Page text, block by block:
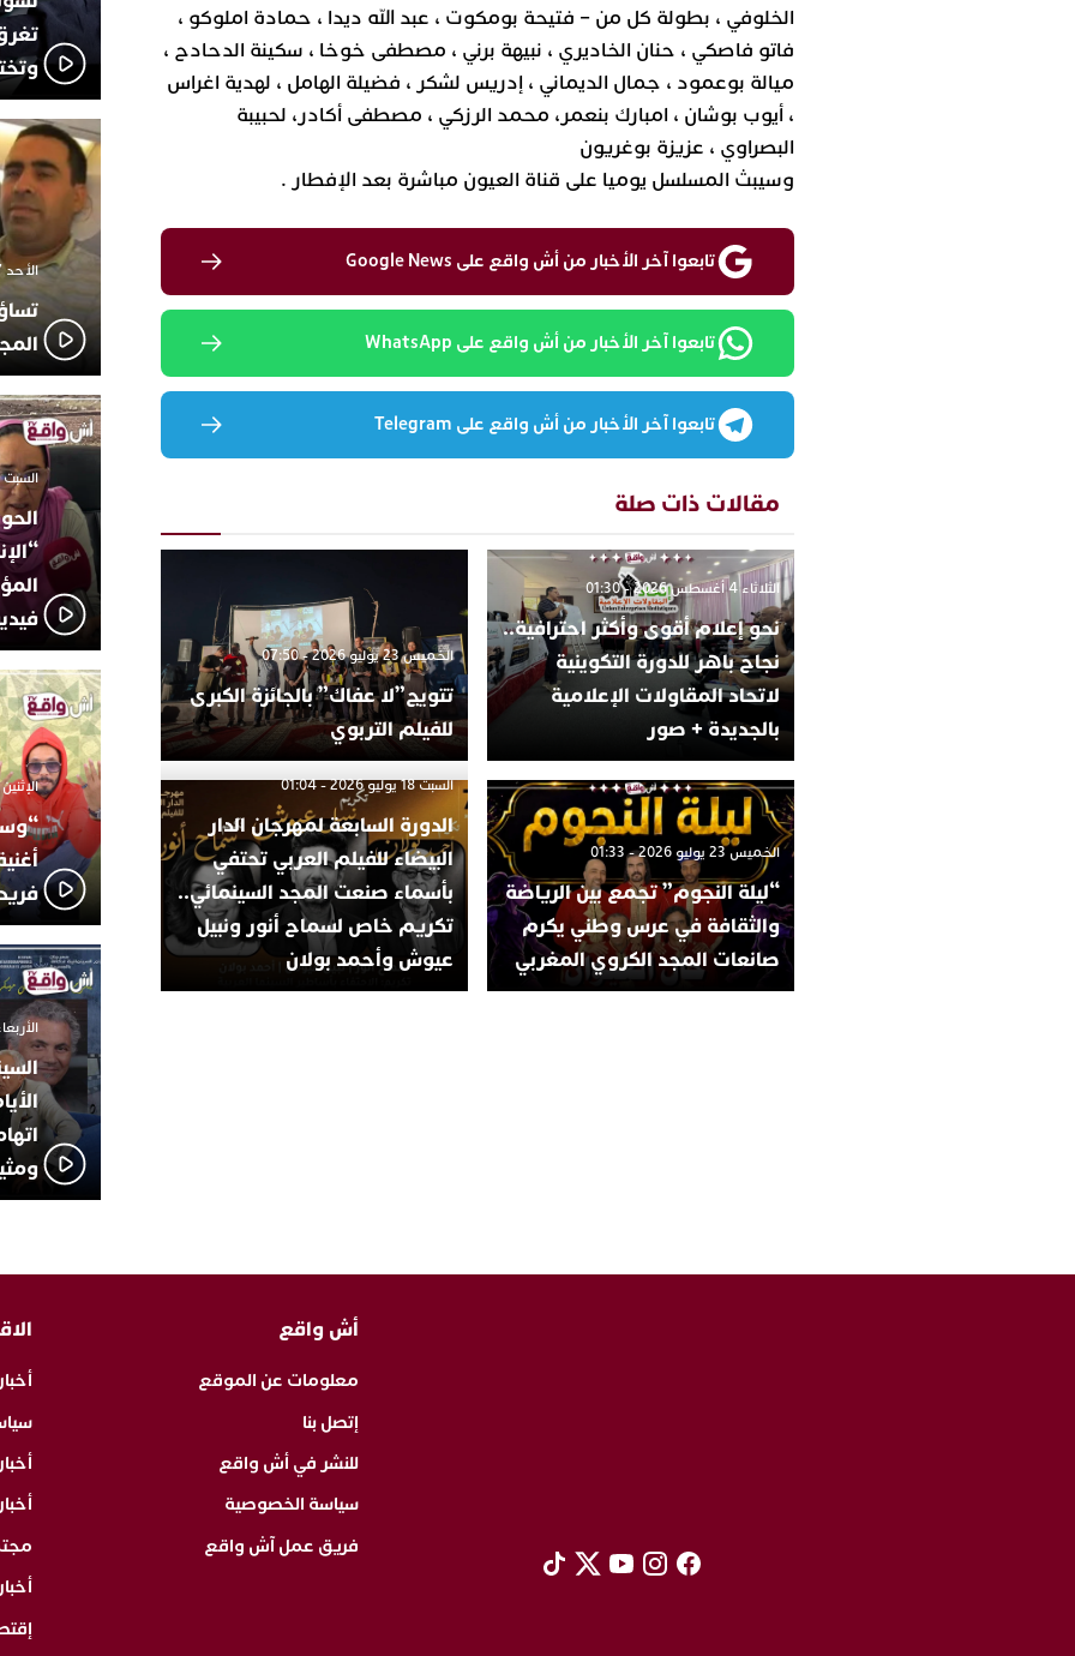
الخلوفي ، بطولة كل من – فتيحة بومكوت ، عبد الله ديدا ، حمادة املوكو ،
فاتو فاصكي ، حنان الخاديري ، نبيهة برني ، مصطفى خوخا ، سكينة الدحادح ،
ميالة بوعمود ، جمال الديماني ، إدريس لشكر ، فضيلة الهامل ، لهدية اغراس
، أيوب بوشان ، امبارك بنعمر، محمد الرزكي ، مصطفى أكادر، لحبيبة
البصراوي ، عزيزة بوغريون
وسيبث المسلسل يوميا على قناة العيون مباشرة بعد الإفطار .
تابعوا آخر الأخبار من أش واقع على Google News
تابعوا آخر الأخبار من أش واقع على WhatsApp
تابعوا آخر الأخبار من أش واقع على Telegram
مقالات ذات صلة
الثلاثاء 4 أغسطس 2026 - 01:30
نحو إعلام أقوى وأكثر احترافية..
نجاح باهر للدورة التكوينية
لاتحاد المقاولات الإعلامية
بالجديدة + صور
الخميس 23 يوليو 2026 - 07:50
تتويج”لا عفاك” بالجائزة الكبرى
للفيلم التربوي
الخميس 23 يوليو 2026 - 01:33
“ليلة النجوم” تجمع بين الرياضة
والثقافة في عرس وطني يكرم
صانعات المجد الكروي المغربي
السبت 18 يوليو 2026 - 01:04
الدورة السابعة لمهرجان الدار
البيضاء للفيلم العربي تحتفي
بأسماء صنعت المجد السينمائي..
تكريم خاص لسماح أنور ونبيل
عيوش وأحمد بولان
الأحد 7 ديسمبر 2025 - 21:42
السبت 18 أكتوبر 2025 - 14:35
الإثنين 6 أكتوبر 2025 - 17:31
فريد
الأربعاء 24 سبتمبر 2025 -
أش واقع
معلومات عن الموقع
إتصل بنا
للنشر في أش واقع
سياسة الخصوصية
فريق عمل آش واقع